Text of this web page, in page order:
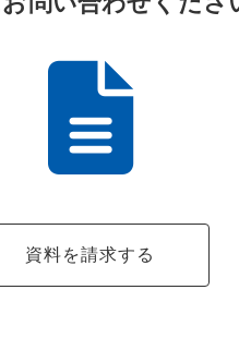
資料を請求する